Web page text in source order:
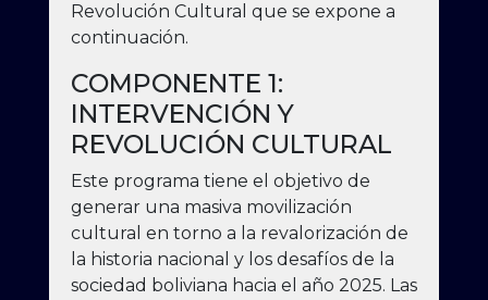
Revolución Cultural que se expone a
continuación.
COMPONENTE 1:
INTERVENCIÓN Y
REVOLUCIÓN CULTURAL
Este programa tiene el objetivo de
generar una masiva movilización
cultural en torno a la revalorización de
la historia nacional y los desafíos de la
sociedad boliviana hacia el año 2025. Las